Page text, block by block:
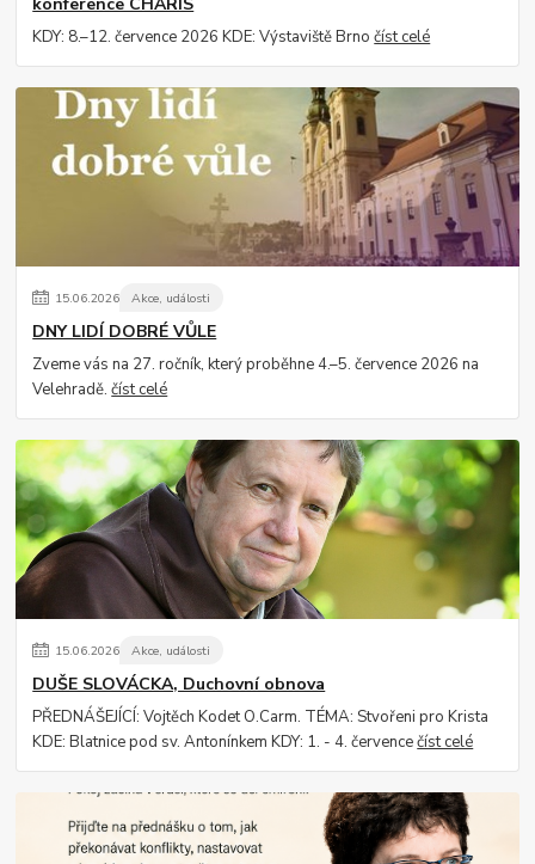
KDY: 8.–12. července 2026 KDE: Výstaviště Brnočíst celé
15.06.2026 Akce, události
DNY LIDÍ DOBRÉ VŮLE
Zveme vás na 27. ročník, který proběhne 4.–5. července 2026 na
Velehradě.číst celé
15.06.2026 Akce, události
DUŠE SLOVÁCKA, Duchovní obnova
PŘEDNÁŠEJÍCÍ: Vojtěch Kodet O.Carm. TÉMA: Stvořeni pro Krista
KDE: Blatnice pod sv. Antonínkem KDY: 1. - 4. červencečíst celé